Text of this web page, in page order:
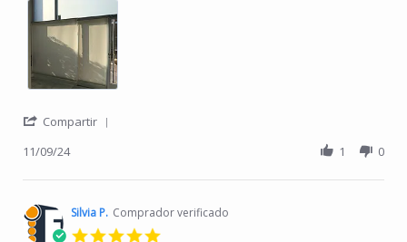
Compartir
11/09/24 1 0
Silvia P. Comprador verificado